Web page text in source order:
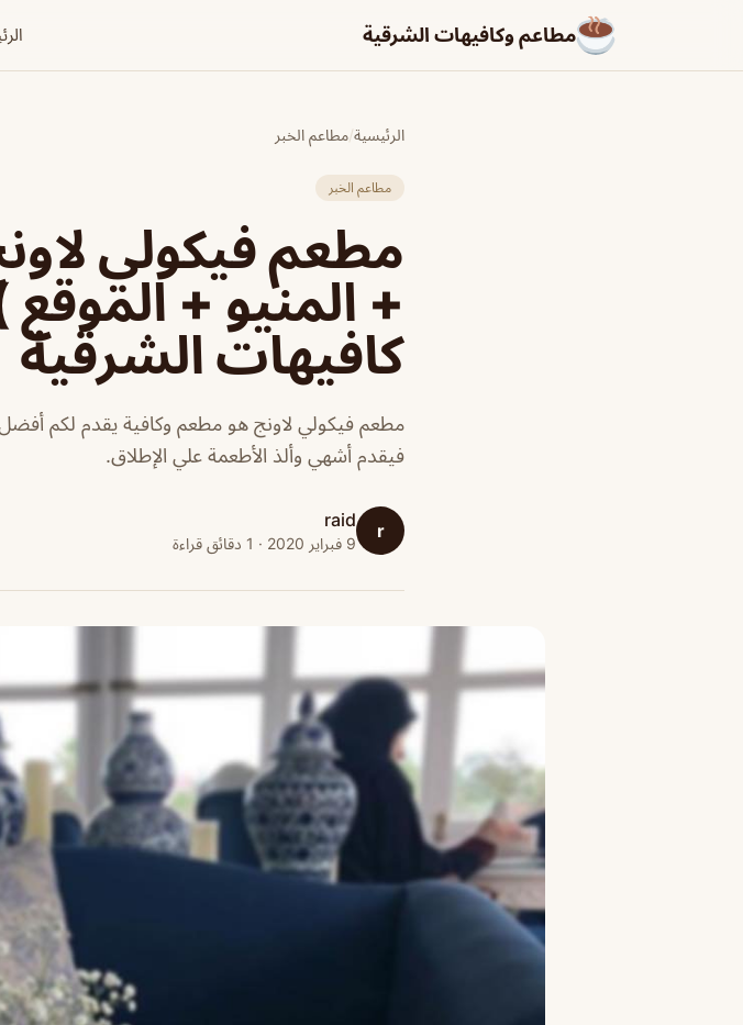
مطاعم وكافيهات الشرقية
الرئيسية/مطاعم الخبر
مطاعم الخبر
+ المنيو +
كافيهات الشرقية
مطعم فيكولي لاونج هو مطعم وكافية يقدم لكم
فيقدم أشهي وألذ الأطعمة علي الإطلاق.
r
raid
9 فبراير 2020 · 1 دقائق قراءة